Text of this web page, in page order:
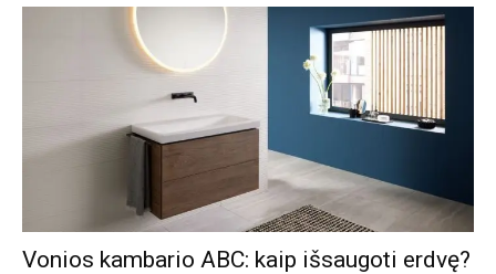
Vonios kambario ABC: kaip išsaugoti erdvę?